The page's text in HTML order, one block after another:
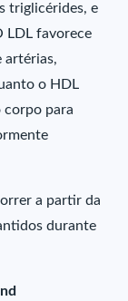
triglicérides, e
LDL favorece
artérias,
o HDL
corpo para
a partir da
durante